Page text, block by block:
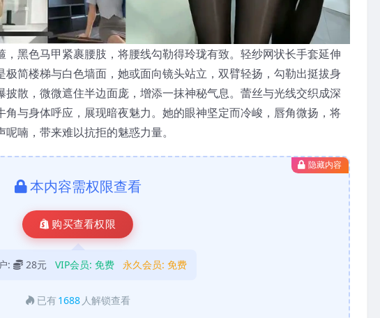
黑色马甲紧裹腰肢，将腰线勾勒得玲珑有致。轻纱网状长手套延伸
简楼梯与白色墙面，她或面向镜头站立，双臂轻扬，勾勒出挺拔身
散，微微遮住半边面庞，增添一抹神秘气息。蕾丝与光线交织成深
与身体呼应，展现暗夜魅力。她的眼神坚定而冷峻，唇角微扬，将
喃，带来难以抗拒的魅惑力量。
隐藏内容
本内容需权限查看
购买查看权限
: 28元 VIP会员: 免费 永久会员: 免费
已有 1688 人解锁查看